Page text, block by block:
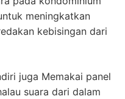
meningkatkan
kebisingan dari
juga Memakai panel
suara dari dalam